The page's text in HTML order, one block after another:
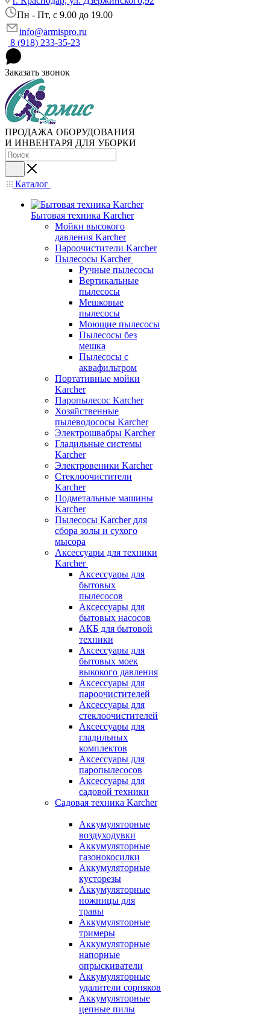
Пн - Пт, c 9.00 до 19.00
info@armispro.ru
8 (918) 233-35-23
Заказать звонок
ПРОДАЖА ОБОРУДОВАНИЯ
И ИНВЕНТАРЯ ДЛЯ УБОРКИ
Каталог
Бытовая техника Karcher
Мойки высокого
давления Karcher
Пароочистители Karcher
Пылесосы Karcher
Ручные пылесосы
Вертикальные
пылесосы
Мешковые
пылесосы
Моющие пылесосы
Пылесосы без
мешка
Пылесосы с
аквафильтром
Портативные мойки
Karcher
Паропылесос Karcher
Хозяйственные
пылеводососы Karcher
Электрошвабры Karcher
Гладильные системы
Karcher
Электровеники Karcher
Стеклоочистители
Karcher
Подметальные машины
Karcher
Пылесосы Karcher для
сбора золы и сухого
мысора
Аксессуары для техники
Karcher
Аксессуары для
бытовых
пылесосов
Аксессуары для
бытовых насосов
АКБ для бытовой
техники
Аксессуары для
бытовых моек
выкокого давления
Аксессуары для
пароочистителей
Аксессуары для
стеклоочистителей
Аксессуары для
гладильных
комплектов
Аксессуары для
паропылесосов
Аксессуары для
садовой техники
Садовая техника Karcher
Аккумуляторные
воздуходувки
Аккумуляторные
газонокосилки
Аккумуляторные
кусторезы
Аккумуляторные
ножницы для
травы
Аккумуляторные
тримеры
Аккумуляторные
напорные
опрыскиватели
Аккумуляторные
удалители сорняков
Аккумуляторные
цепные пилы